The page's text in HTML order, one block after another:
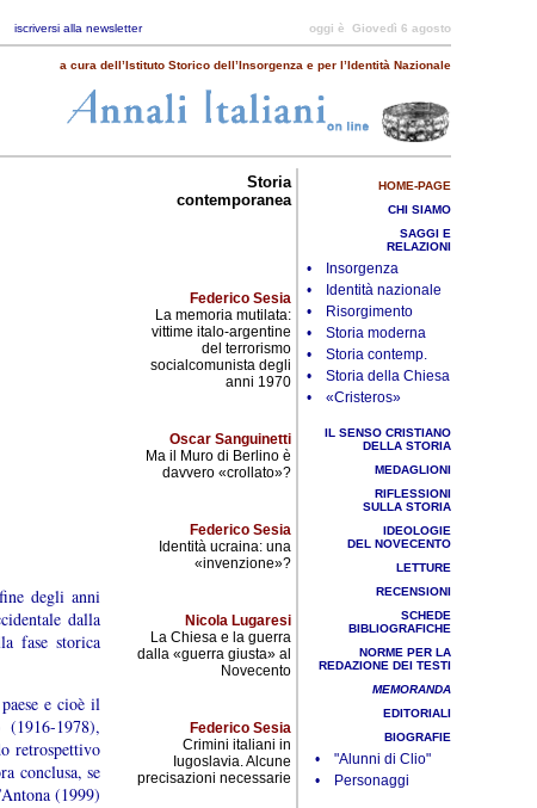
iscriversi alla newsletter oggi è Giovedì 6 agosto
a cura dell’Istituto Storico dell’Insorgenza e per l’Identità Nazionale
degli anni
dalla
fase storica
e cioè il
1978),
retrospettivo
conclusa, se
(1999)
Storia
contemporanea
Federico Sesia
La memoria mutilata:
vittime italo-argentine
del terrorismo
socialcomunista degli
anni 1970
Oscar Sanguinetti
Ma il Muro di Berlino è
davvero «crollato»?
Federico Sesia
Identità ucraina: una
«invenzione»?
Nicola Lugaresi
La Chiesa e la guerra
dalla «guerra giusta» al
Novecento
Federico Sesia
Crimini italiani in
Iugoslavia. Alcune
precisazioni necessarie
HOME-PAGE
CHI SIAMO
SAGGI E
RELAZIONI
• Insorgenza
• Identità nazionale
• Risorgimento
• Storia moderna
• Storia contemp.
• Storia della Chiesa
• «Cristeros»
IL SENSO CRISTIANO
DELLA STORIA
MEDAGLIONI
RIFLESSIONI
SULLA STORIA
IDEOLOGIE
DEL NOVECENTO
LETTURE
RECENSIONI
SCHEDE
BIBLIOGRAFICHE
NORME PER LA
REDAZIONE DEI TESTI
MEMORANDA
EDITORIALI
BIOGRAFIE
• "Alunni di Clio"
• Personaggi